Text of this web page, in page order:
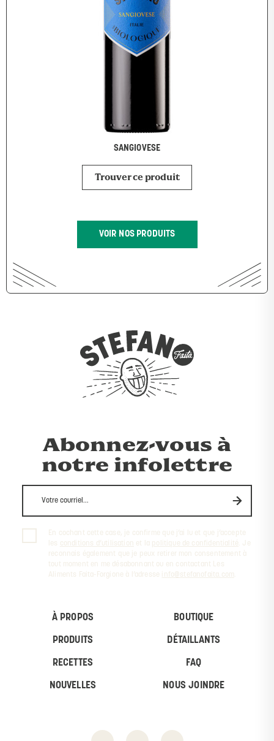
SANGIOVESE
Trouver ce produit
VOIR NOS PRODUITS
À PROPOS BOUTIQUE
PRODUITS DÉTAILLANTS
RECETTES FAQ
NOUVELLES NOUS JOINDRE
Abonnez-vous à
notre infolettre
En cochant cette case, je confirme que j’ai lu et que j’accepte
les
conditions d’utilisation et la politique de confidentialité
. Je
reconnais également que je peux retirer mon consentement à
tout moment en me désabonnant ou en contactant Les
Aliments Faita-Forgione à l’adresse
info@stefanofaita.com